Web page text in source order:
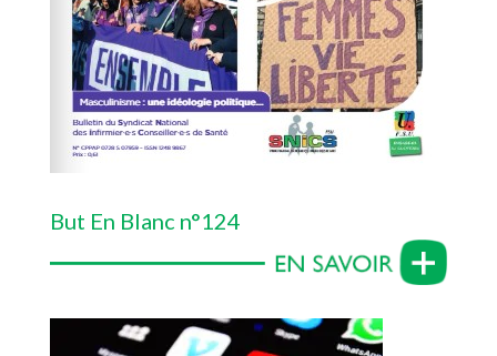
But En Blanc n°124